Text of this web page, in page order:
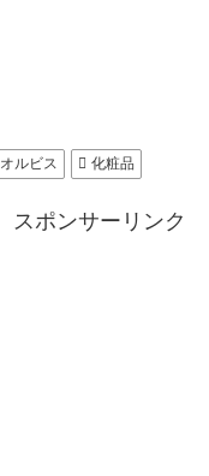
オルビス 化粧品
スポンサーリンク